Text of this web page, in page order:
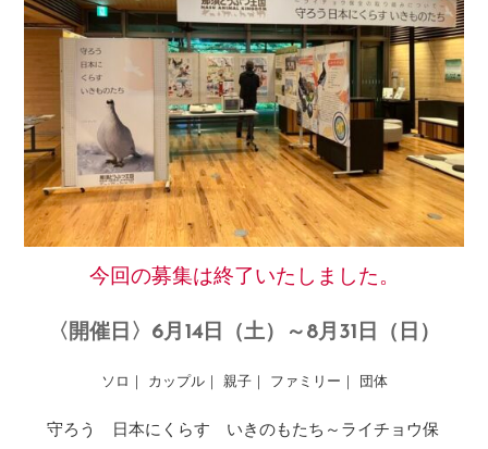
今回の募集は終了いたしました。
〈開催日〉6月14日（土）～8月31日（日）
ソロ｜ カップル｜ 親子｜ ファミリー｜ 団体
守ろう 日本にくらす いきのもたち～ライチョウ保